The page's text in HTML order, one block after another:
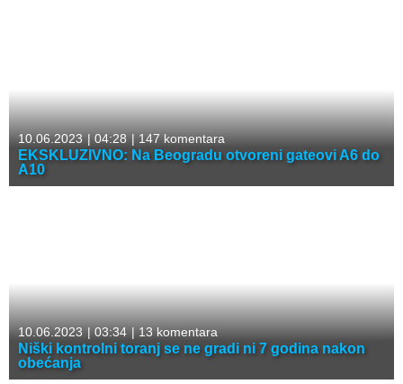
10.06.2023 |04:28 |147 komentara
EKSKLUZIVNO: Na Beogradu otvoreni gateovi A6 do
A10
10.06.2023 |03:34 |13 komentara
Niški kontrolni toranj se ne gradi ni 7 godina nakon
obećanja